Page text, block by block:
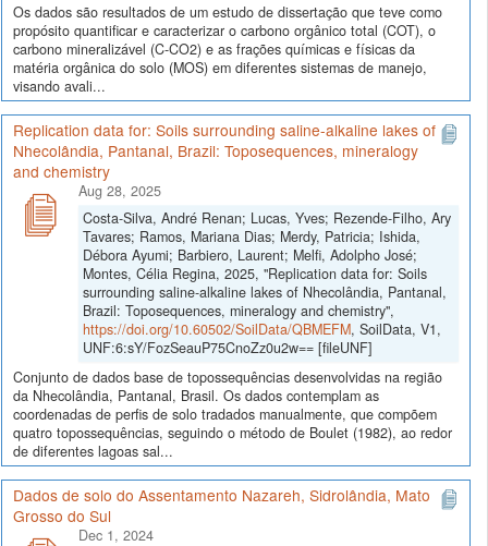
Os dados são resultados de um estudo de dissertação que teve como
propósito quantificar e caracterizar o carbono orgânico total (COT), o
carbono mineralizável (C-CO2) e as frações químicas e físicas da
matéria orgânica do solo (MOS) em diferentes sistemas de manejo,
visando avali...
Replication data for: Soils surrounding saline-alkaline lakes of
Nhecolândia, Pantanal, Brazil: Toposequences, mineralogy
and chemistry
Aug 28, 2025
Costa-Silva, André Renan; Lucas, Yves; Rezende-Filho, Ary
Tavares; Ramos, Mariana Dias; Merdy, Patricia; Ishida,
Débora Ayumi; Barbiero, Laurent; Melfi, Adolpho José;
Montes, Célia Regina, 2025, "Replication data for: Soils
surrounding saline-alkaline lakes of Nhecolândia, Pantanal,
Brazil: Toposequences, mineralogy and chemistry",
https://doi.org/10.60502/SoilData/QBMEFM, SoilData, V1,
UNF:6:sY/FozSeauP75CnoZz0u2w== [fileUNF]
Conjunto de dados base de topossequências desenvolvidas na região
da Nhecolândia, Pantanal, Brasil. Os dados contemplam as
coordenadas de perfis de solo tradados manualmente, que compõem
quatro topossequências, seguindo o método de Boulet (1982), ao redor
de diferentes lagoas sal...
Dados de solo do Assentamento Nazareh, Sidrolândia, Mato
Grosso do Sul
Dec 1, 2024